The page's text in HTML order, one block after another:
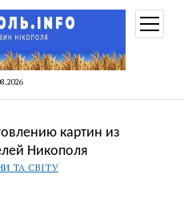
меню
картин из
Никополя
ТА СВІТУ